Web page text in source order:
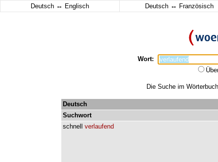
Deutsch ↔ Englisch Deutsch ↔ Französisch
Wort:
Die Suche im
Deutsch
Suchwort
schnell
verlaufend